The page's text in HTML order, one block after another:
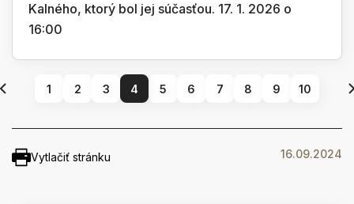
Kalného, ktorý bol jej súčasťou. 17. 1. 2026 o
16:00
1 2 3 4 5 6 7 8 9 10
Vytlačiť stránku 16.09.2024